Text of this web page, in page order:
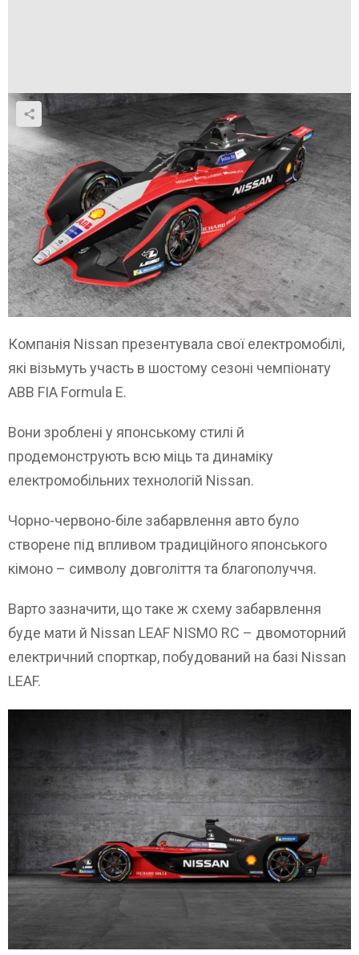
Компанія Nissan презентувала свої електромобілі,
які візьмуть участь в шостому сезоні чемпіонату
ABB FIA Formula E.
Вони зроблені у японському стилі й
продемонструють всю міць та динаміку
електромобільних технологій Nissan.
Чорно-червоно-біле забарвлення авто було
створене під впливом традиційного японського
кімоно – символу довголіття та благополуччя.
Варто зазначити, що таке ж схему забарвлення
буде мати й Nissan LEAF NISMO RC – двомоторний
електричний спорткар, побудований на базі Nissan
LEAF.